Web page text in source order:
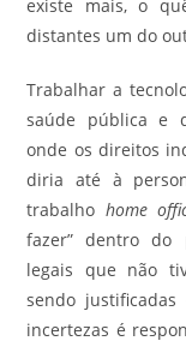
existe mais, o
distantes um do
Trabalhar a
saúde pública e
onde os direitos
diria até à
trabalho home
fazer” dentro do
legais que não
sendo
incertezas é